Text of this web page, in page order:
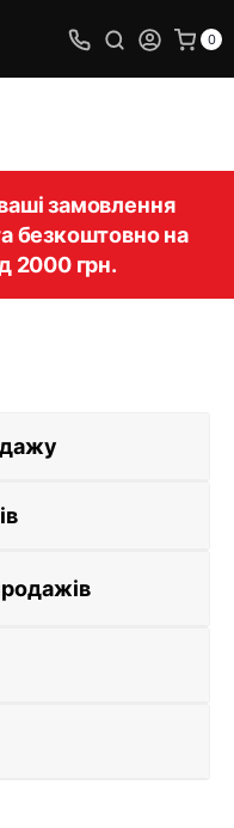
0
замовлення
безкоштовно на
2000 грн.